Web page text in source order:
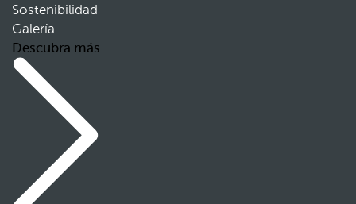
Sostenibilidad
Galería
Descubra más